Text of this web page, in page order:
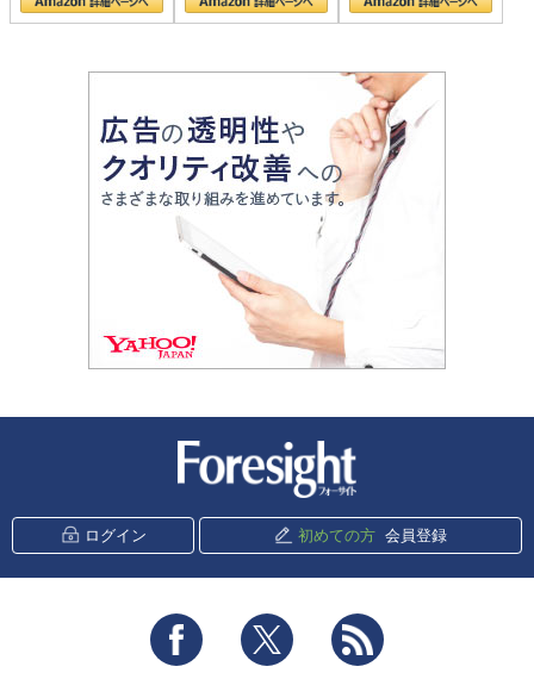
ログイン 初めての方 会員登録
Facebook Twitter